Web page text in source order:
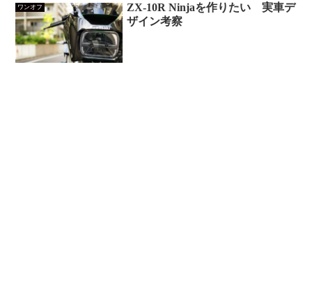
ワンオフ
ZX-10R Ninjaを作りたい 実車デ
ザイン考察